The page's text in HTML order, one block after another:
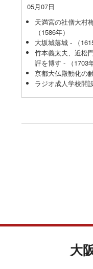
05月07日
天満宮の社僧大村
（1586年）
大坂城落城 - （
竹本義太夫、近松
評を博す - （1703年
京都大仏殿勧化の
ラジオ成人学校開
大